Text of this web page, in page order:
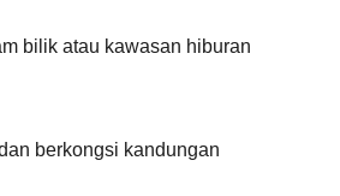
bilik atau kawasan hiburan
berkongsi kandungan